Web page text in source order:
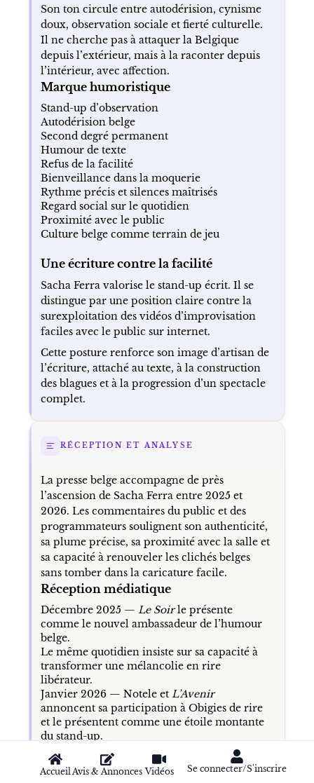
AccueilAvis & Annonces Vidéos Se connecter/S'inscrire
Son ton circule entre autodérision, cynisme
doux, observation sociale et fierté culturelle.
Il ne cherche pas à attaquer la Belgique
depuis l’extérieur, mais à la raconter depuis
l’intérieur, avec affection.
Marque humoristique
Stand-up d’observation
Autodérision belge
Second degré permanent
Humour de texte
Refus de la facilité
Bienveillance dans la moquerie
Rythme précis et silences maîtrisés
Regard social sur le quotidien
Proximité avec le public
Culture belge comme terrain de jeu
Une écriture contre la facilité
Sacha Ferra valorise le stand-up écrit. Il se
distingue par une position claire contre la
surexploitation des vidéos d’improvisation
faciles avec le public sur internet.
Cette posture renforce son image d’artisan de
l’écriture, attaché au texte, à la construction
des blagues et à la progression d’un spectacle
complet.
RÉCEPTION ET ANALYSE
La presse belge accompagne de près
l’ascension de Sacha Ferra entre 2025 et
2026. Les commentaires du public et des
programmateurs soulignent son authenticité,
sa plume précise, sa proximité avec la salle et
sa capacité à renouveler les clichés belges
sans tomber dans la caricature facile.
Réception médiatique
Décembre 2025 — Le Soirle présente
comme le nouvel ambassadeur de l’humour
belge.
Le même quotidien insiste sur sa capacité à
transformer une mélancolie en rire
libérateur.
Janvier 2026 — Notele et L’Avenir
annoncent sa participation à Obigies de rire
et le présentent comme une étoile montante
du stand-up.
Télé-Pocket
mettent en avant sa
plume acérée et son regard sur l’absurde du
quotidien belge.